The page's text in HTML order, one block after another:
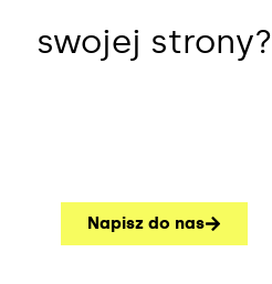
swojej strony?
Napisz do nas